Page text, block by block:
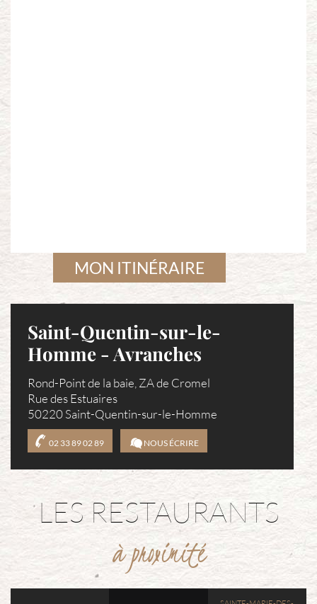
MON ITINÉRAIRE
Saint-Quentin-sur-le-
Homme - Avranches
Rond-Point de la baie, ZA de Cromel
Rue des Estuaires
50220 Saint-Quentin-sur-le-Homme
02 33 89 02 89 NOUS ÉCRIRE
LES RESTAURANTS
à proximité